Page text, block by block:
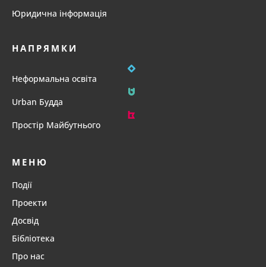
Юридична інформація
НАПРЯМКИ
Неформальна освіта
Urban Будда
Простір Майбутнього
МЕНЮ
Події
Проекти
Досвід
Бібліотека
Про нас